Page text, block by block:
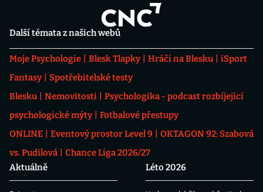
Další témata z našich webů
Moje Psychologie Blesk Tlapky Hráči na Blesku
iSport
Fantasy
Spotřebitelské testy
Blesku
Nemovitosti
Psychologika - podcast rozbíjející
psychologické mýty
Fotbalové přestupy
ONLINE
Eventový prostor Level 9
OKTAGON 92: Szabová
vs. Pudilová
Chance Liga 2026/27
Aktuálně
Léto 2026